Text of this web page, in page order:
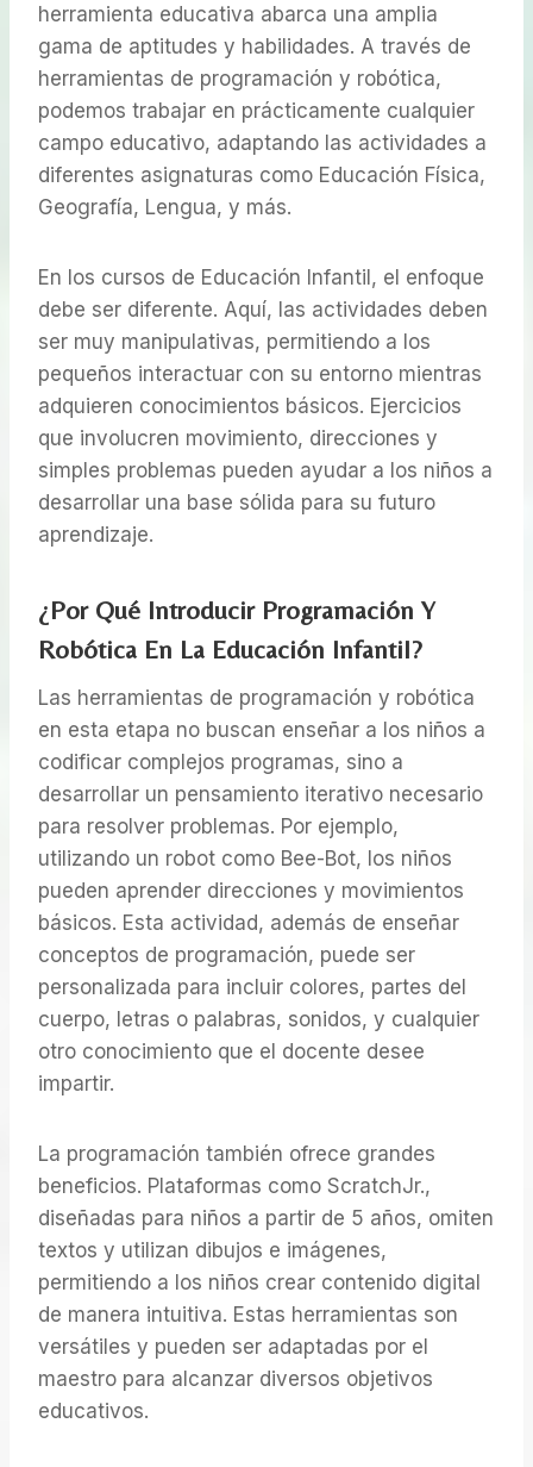
herramienta educativa abarca una amplia
gama de aptitudes y habilidades. A través de
herramientas de programación y robótica,
podemos trabajar en prácticamente cualquier
campo educativo, adaptando las actividades a
diferentes asignaturas como Educación Física,
Geografía, Lengua, y más.
En los cursos de Educación Infantil, el enfoque
debe ser diferente. Aquí, las actividades deben
ser muy manipulativas, permitiendo a los
pequeños interactuar con su entorno mientras
adquieren conocimientos básicos. Ejercicios
que involucren movimiento, direcciones y
simples problemas pueden ayudar a los niños a
desarrollar una base sólida para su futuro
aprendizaje.
¿Por Qué Introducir Programación Y
Robótica En La Educación Infantil?
Las herramientas de programación y robótica
en esta etapa no buscan enseñar a los niños a
codificar complejos programas, sino a
desarrollar un pensamiento iterativo necesario
para resolver problemas. Por ejemplo,
utilizando un robot como Bee-Bot, los niños
pueden aprender direcciones y movimientos
básicos. Esta actividad, además de enseñar
conceptos de programación, puede ser
personalizada para incluir colores, partes del
cuerpo, letras o palabras, sonidos, y cualquier
otro conocimiento que el docente desee
impartir.
La programación también ofrece grandes
beneficios. Plataformas como ScratchJr.,
diseñadas para niños a partir de 5 años, omiten
textos y utilizan dibujos e imágenes,
permitiendo a los niños crear contenido digital
de manera intuitiva. Estas herramientas son
versátiles y pueden ser adaptadas por el
maestro para alcanzar diversos objetivos
educativos.